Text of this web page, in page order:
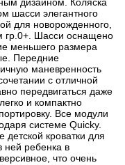
шасси элегантного
для новорожденного,
гр.0+. Шасси оснащено
меньшего размера
Передние
маневренность
с отличной
передвигаться даже
и компактно
Все модули
системе Quicky.
детской кроватки для
ней ребенка в
что очень